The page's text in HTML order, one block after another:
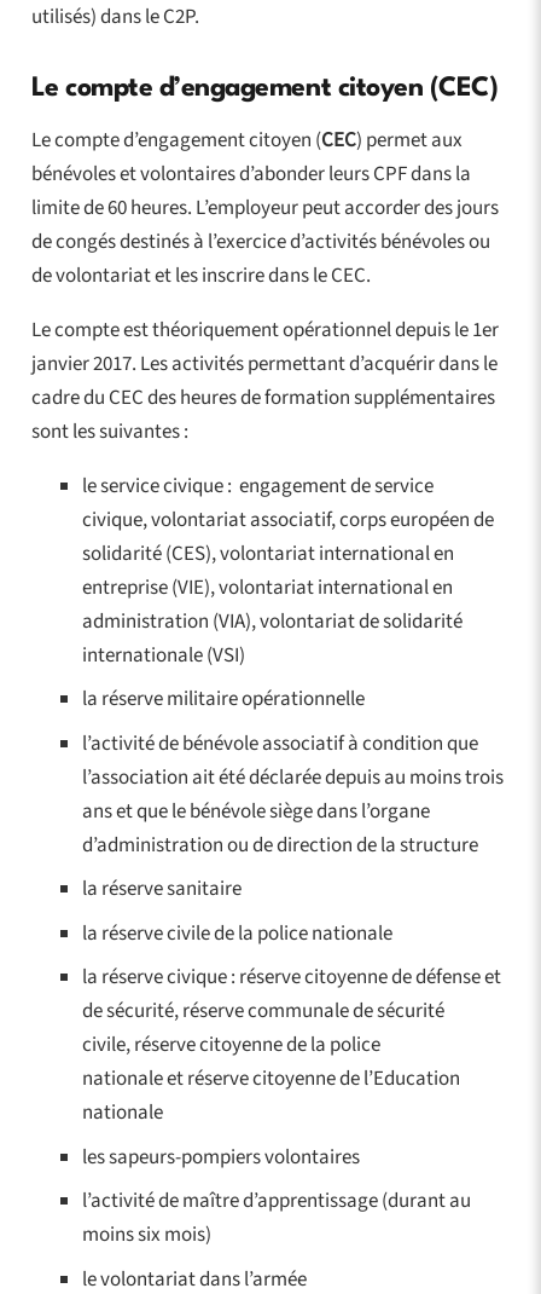
utilisés) dans le C2P.
Le compte d’engagement citoyen (CEC)
Le compte d’engagement citoyen (CEC) permet aux
bénévoles et volontaires d’abonder leurs CPF dans la
limite de 60 heures. L’employeur peut accorder des jours
de congés destinés à l’exercice d’activités bénévoles ou
de volontariat et les inscrire dans le CEC.
Le compte est théoriquement opérationnel depuis le 1er
janvier 2017. Les activités permettant d’acquérir dans le
cadre du CEC des heures de formation supplémentaires
sont les suivantes :
le service civique : engagement de service
civique, volontariat associatif, corps européen de
solidarité (CES), volontariat international en
entreprise (VIE), volontariat international en
administration (VIA), volontariat de solidarité
internationale (VSI)
la réserve militaire opérationnelle
l’activité de bénévole associatif à condition que
l’association ait été déclarée depuis au moins trois
ans et que le bénévole siège dans l’organe
d’administration ou de direction de la structure
la réserve sanitaire
la réserve civile de la police nationale
la réserve civique : réserve citoyenne de défense et
de sécurité, réserve communale de sécurité
civile, réserve citoyenne de la police
nationale et réserve citoyenne de l’Education
nationale
les sapeurs-pompiers volontaires
l’activité de maître d’apprentissage (durant au
moins six mois)
le volontariat dans l’armée